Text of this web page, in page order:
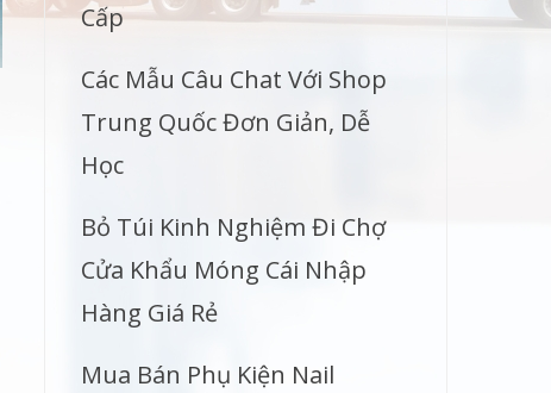
Cấp
Các Mẫu Câu Chat Với Shop
Trung Quốc Đơn Giản, Dễ
Học
Bỏ Túi Kinh Nghiệm Đi Chợ
Cửa Khẩu Móng Cái Nhập
Hàng Giá Rẻ
Mua Bán Phụ Kiện Nail